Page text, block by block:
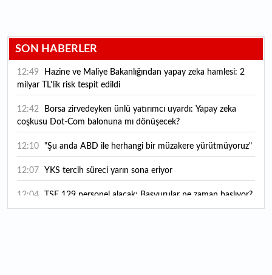
SON HABERLER
12:49
milyar TL'lik risk tespit edildi
12:42
coşkusu Dot-Com balonuna mı dönüşecek?
12:10 "Şu anda ABD ile herhangi bir müzakere yürütmüyoruz"
12:07 YKS tercih süreci yarın sona eriyor
12:04 TSE 129 personel alacak: Başvurular ne zaman başlıyor?